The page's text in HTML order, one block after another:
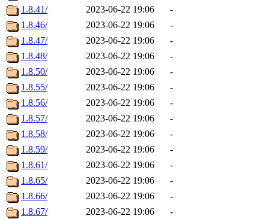
1.8.41/
2023-06-22 19:06
-
1.8.46/
2023-06-22 19:06
-
1.8.47/
2023-06-22 19:06
-
1.8.48/
2023-06-22 19:06
-
1.8.50/
2023-06-22 19:06
-
1.8.55/
2023-06-22 19:06
-
1.8.56/
2023-06-22 19:06
-
1.8.57/
2023-06-22 19:06
-
1.8.58/
2023-06-22 19:06
-
1.8.59/
2023-06-22 19:06
-
1.8.61/
2023-06-22 19:06
-
1.8.65/
2023-06-22 19:06
-
1.8.66/
2023-06-22 19:06
-
1.8.67/
2023-06-22 19:06
-